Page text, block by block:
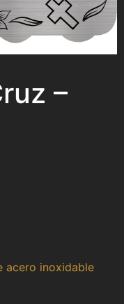
–
acero inoxidable